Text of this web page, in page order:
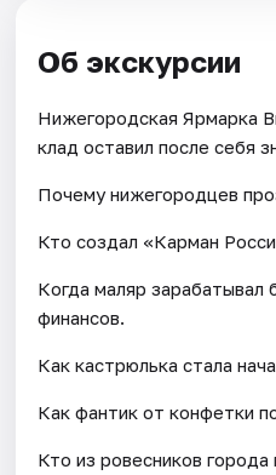
Об экскурсии
Нижегородская Ярмарка
клад оставил после себя
Почему нижегородцев
Кто создал «Карман
Когда маляр зарабатывал
финансов.
Как кастрюлька стала
Как фантик от конфетки
Кто из ровесников